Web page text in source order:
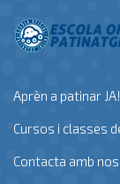
Aprèn a patinar JA!
Cursos i classes
Contacta amb